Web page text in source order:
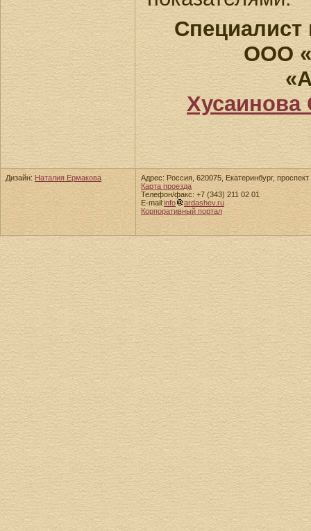
Специалист
ООО
Дизайн: Наталия Ермакова
Адрес: Россия, 620075, Екатеринбург,
Карта проезда
Телефон/факс: +7 (343) 211 02 01
E-mail:info
ardashev.ru
Корпоративный портал